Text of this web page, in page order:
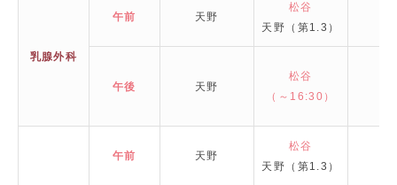
乳腺外科
午前 天野
松谷
天野（第1.3）
午後 天野
松谷
（～16:30）
午前 天野
松谷
天野（第1.3）